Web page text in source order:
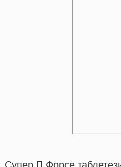
Супер П Форсе